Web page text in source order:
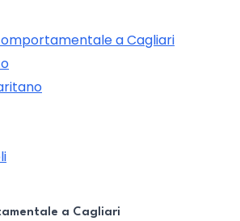
a Cagliari
a Cagliari